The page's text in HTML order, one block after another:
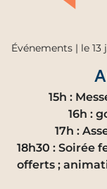
15h :
16h :
17h :
18h30 : Soirée
offerts ;
Événements | le 13